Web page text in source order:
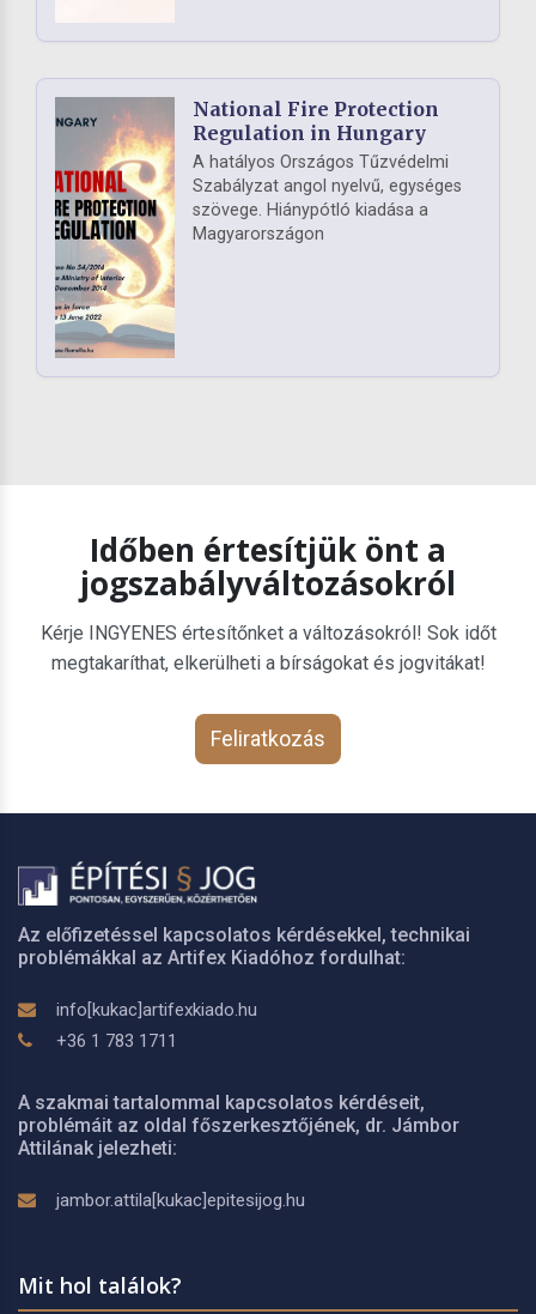
National Fire Protection
Regulation in Hungary
A hatályos Országos Tűzvédelmi
Szabályzat angol nyelvű, egységes
szövege. Hiánypótló kiadása a
Magyarországon
Időben értesítjük önt a
jogszabályváltozásokról
Kérje INGYENES értesítőnket a változásokról! Sok időt
megtakaríthat, elkerülheti a bírságokat és jogvitákat!
Feliratkozás
Az előfizetéssel kapcsolatos kérdésekkel, technikai
problémákkal az Artifex Kiadóhoz fordulhat:
info[kukac]artifexkiado.hu
+36 1 783 1711
A szakmai tartalommal kapcsolatos kérdéseit,
problémáit az oldal főszerkesztőjének, dr. Jámbor
Attilának jelezheti:
jambor.attila[kukac]epitesijog.hu
Mit hol találok?